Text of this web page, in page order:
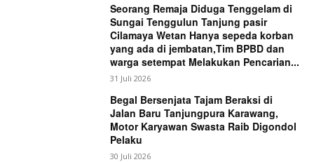
Seorang Remaja Diduga Tenggelam di
Sungai Tenggulun Tanjung pasir
Cilamaya Wetan Hanya sepeda korban
yang ada di jembatan,Tim BPBD dan
warga setempat Melakukan Pencarian...
31 Juli 2026
Begal Bersenjata Tajam Beraksi di
Jalan Baru Tanjungpura Karawang,
Motor Karyawan Swasta Raib Digondol
Pelaku
30 Juli 2026